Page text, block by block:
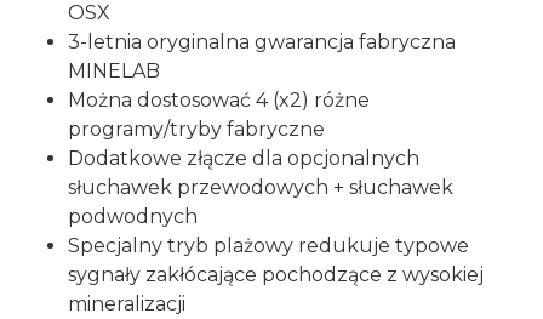
OSX
3-letnia oryginalna gwarancja fabryczna
MINELAB
Można dostosować 4 (x2) różne
programy/tryby fabryczne
Dodatkowe złącze dla opcjonalnych
słuchawek przewodowych + słuchawek
podwodnych
Specjalny tryb plażowy redukuje typowe
sygnały zakłócające pochodzące z wysokiej
mineralizacji